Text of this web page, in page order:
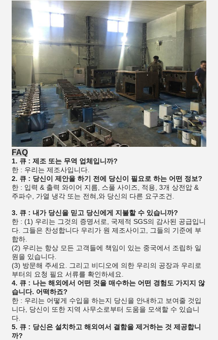
FAQ
1. 큐 : 제조 또는 무역 업체입니까?
한 : 우리는 제조사입니다.
2. 큐 : 당신이 제안을 하기 전에 당신이 필요로 하는 어떤 정보?
한 : 입력 & 출력 와이어 지름, 스풀 사이즈, 적용, 3개 상전압 &
주파수, 가열 냉각 또는 전혀,와 당신의 다른 요구조건.
3. 큐 : 내가 당신을 믿고 당신에게 지불할 수 있습니까?
한 : (1) 우리는 그것의 증명서로, 국제적 SGS의 감사된 공급입니
다. 그들은 찬성합니다 우리가 원 제조사이고, 그들의 기준에 부
합하.
(2) 우리는 항상 모든 고객들에 책임이 있는 중국에서 조립하 일
원을 있습니다.
(3) 방문해 주세요. 그리고 비디오에 의한 우리의 공장과 우리로
부터의 요청 필요 서류를 확인하세요.
4. 큐 : 나는 해외에서 어떤 것을 매수하는 어떤 경험도 가지지 않
습니다. 어떡하죠?
한 : 우리는 어떻게 수입을 하는지 당신을 안내하고 보여줄 것입
니다, 당신이 또한 지역 사무소로부터 도움을 모색할 수 있습니
다.
5. 큐 : 당신은 설치하고 해외여서 결함을 제거하는 것 제공합니
까?